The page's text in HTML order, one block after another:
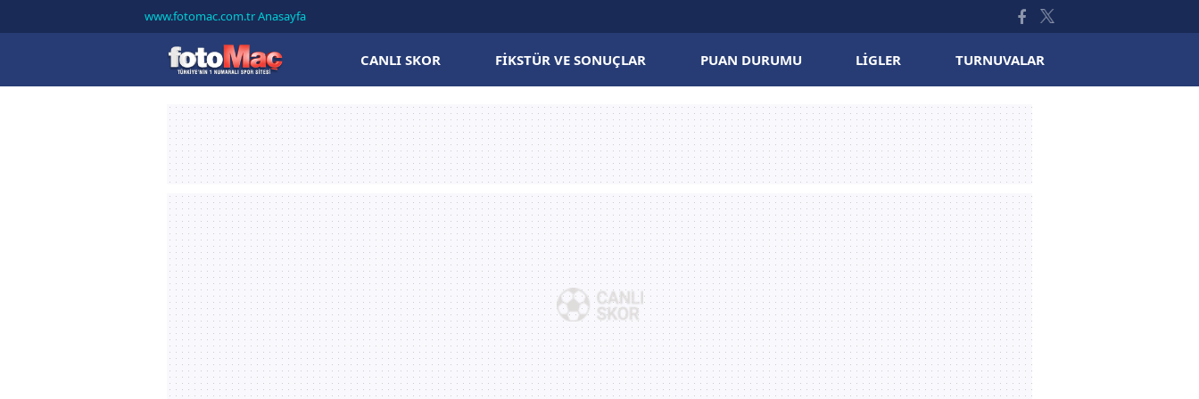
www.fotomac.com.tr Anasayfa
CANLI SKOR FIKSTÜR VE SONUÇLAR PUAN DURUMU LIGLER TURNUVALAR